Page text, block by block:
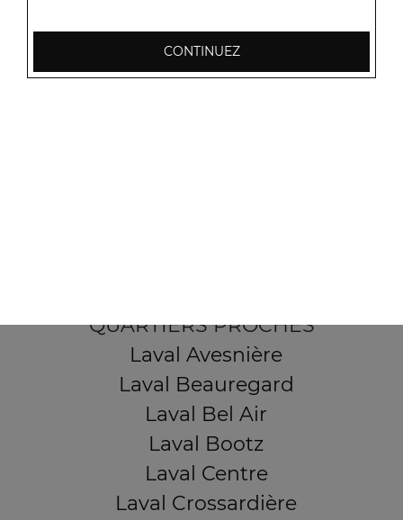
QUARTIERS PROCHES
Laval Avesnière
Laval Beauregard
Laval Bel Air
Laval Bootz
Laval Centre
Laval Crossardière
CONTINUEZ